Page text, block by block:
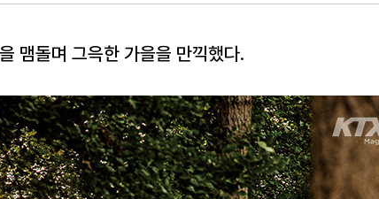
맴돌며 그윽한 가을을 만끽했다.